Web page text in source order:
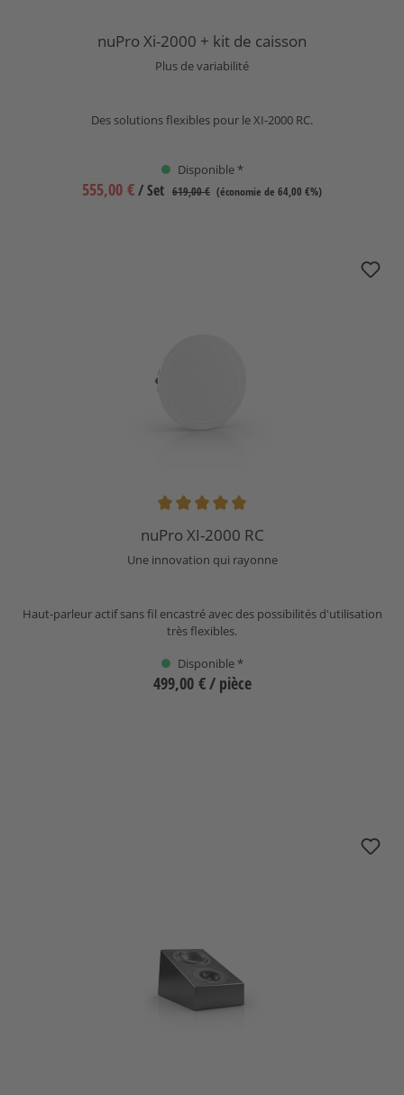
nuPro Xi-2000 + kit de caisson
Plus de variabilité
Des solutions flexibles pour le XI-2000 RC.
Disponible *
555,00 €/ Set 619,00 € (économie de 64,00 €%)
Note moyenne de 5 sur 5 étoiles
nuPro XI-2000 RC
Une innovation qui rayonne
Haut-parleur actif sans fil encastré avec des possibilités d'utilisation
très flexibles.
Disponible *
499,00 €/ pièce